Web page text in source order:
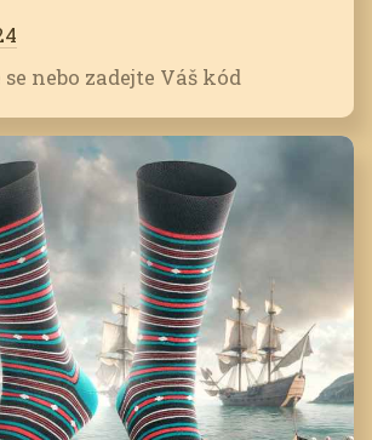
nebo zadejte Váš kód